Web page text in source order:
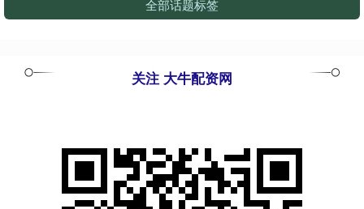
全部话题标签
关注 大牛配资网